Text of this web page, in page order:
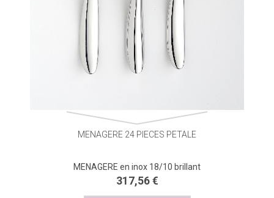
MENAGERE 24 PIECES PETALE
MENAGERE en inox 18/10 brillant
317,56 €